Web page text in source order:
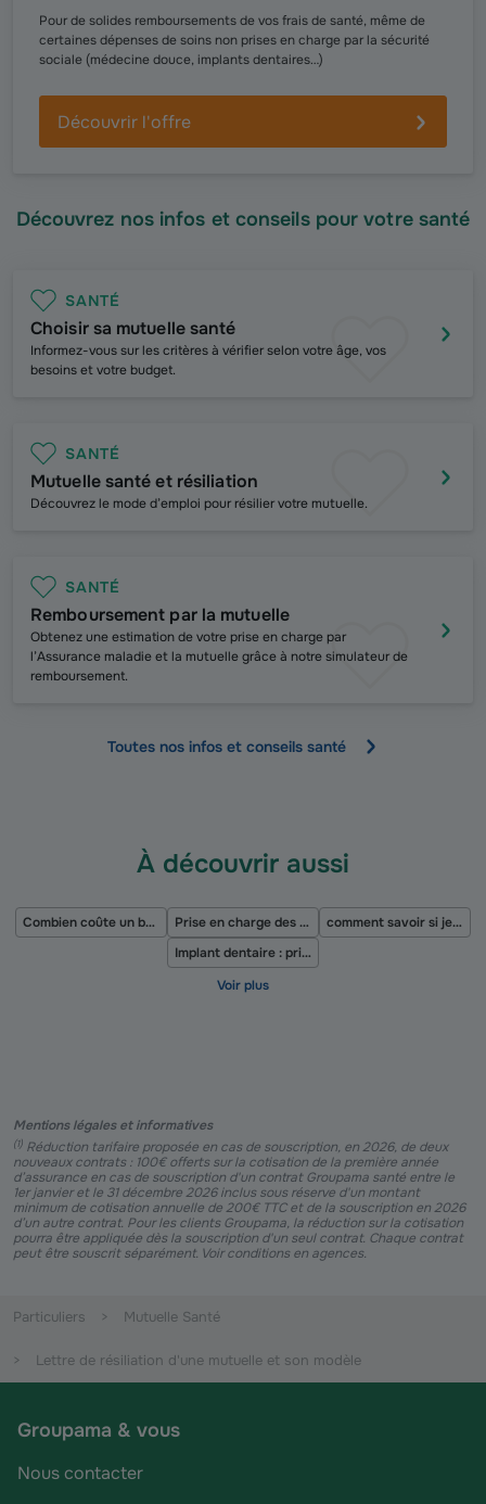
Pour de solides remboursements de vos frais de santé, même de
certaines dépenses de soins non prises en charge par la sécurité
sociale (médecine douce, implants dentaires…)
Découvrir l'offre
Découvrez nos infos et conseils pour votre santé
SANTÉ
Choisir sa mutuelle santé
Informez-vous sur les critères à vérifier selon votre âge, vos
besoins et votre budget.
SANTÉ
Mutuelle santé et résiliation
Découvrez le mode d’emploi pour résilier votre mutuelle.
SANTÉ
Remboursement par la mutuelle
Obtenez une estimation de votre prise en charge par
l’Assurance maladie et la mutuelle grâce à notre simulateur de
remboursement.
Toutes nos infos et conseils santé
À découvrir aussi
Combien coûte un bébé par mois ? Prise en charge des sleeves
comment savoir si je suis en ald ?
Implant dentaire : prix et remboursement
Mentions légales et informatives
(1) Réduction tarifaire proposée en cas de souscription, en 2026, de deux
nouveaux contrats : 100€ offerts sur la cotisation de la première année
d’assurance en cas de souscription d'un contrat Groupama santé entre le
1er janvier et le 31 décembre 2026 inclus sous réserve d'un montant
minimum de cotisation annuelle de 200€ TTC et de la souscription en 2026
d’un autre contrat. Pour les clients Groupama, la réduction sur la cotisation
pourra être appliquée dès la souscription d'un seul contrat. Chaque contrat
peut être souscrit séparément. Voir conditions en agences.
Particuliers Mutuelle Santé
Lettre de résiliation d'une mutuelle et son modèle
Groupama & vous
Nous contacter